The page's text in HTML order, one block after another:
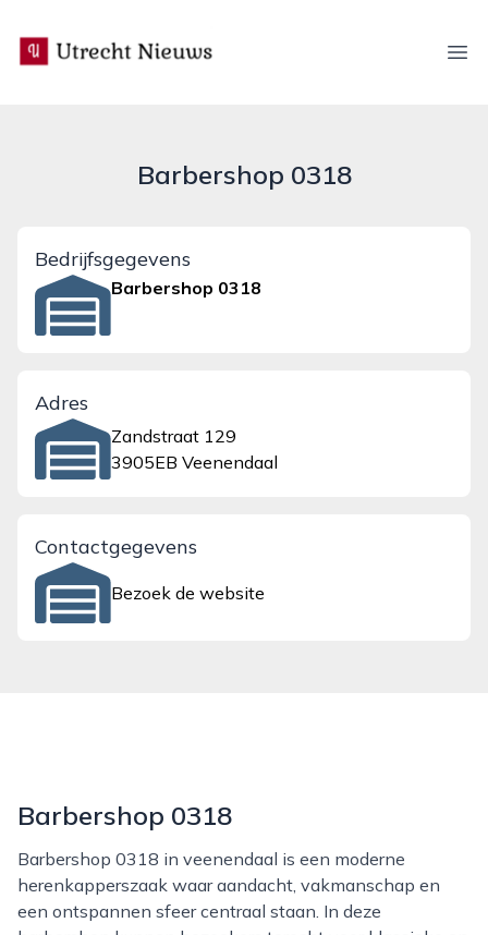
utrecht-nieuws.nl
Barbershop 0318
Bedrijfsgegevens
Barbershop 0318
Adres
Zandstraat 129
3905EB Veenendaal
Contactgegevens
Bezoek de website
Barbershop 0318
Barbershop 0318 in veenendaal is een moderne
herenkapperszaak waar aandacht, vakmanschap en
een ontspannen sfeer centraal staan. In deze